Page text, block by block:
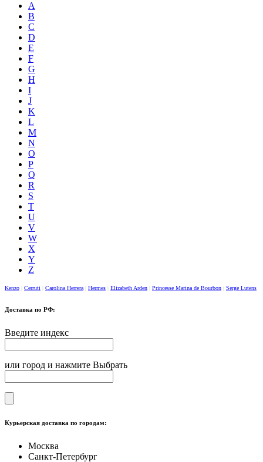
A
B
C
D
E
F
G
H
I
J
K
L
M
N
O
P
Q
R
S
T
U
V
W
X
Y
Z
Kenzo Cerruti Carolina Herrera Hermes Elizabeth Arden Princesse Marina de Bourbon Serge Lutens
Доставка по РФ:
Введите индекс
или город и нажмите Выбрать
Курьерская доставка по городам:
Москва
Санкт-Петербург